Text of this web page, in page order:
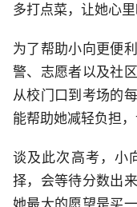
多打点菜，让她心里
为了帮助小向更便
警、志愿者以及社
从校门口到考场的
能帮助她减轻负担，
谈及此次高考，小
择，会等待分数出
她最大的愿望是买